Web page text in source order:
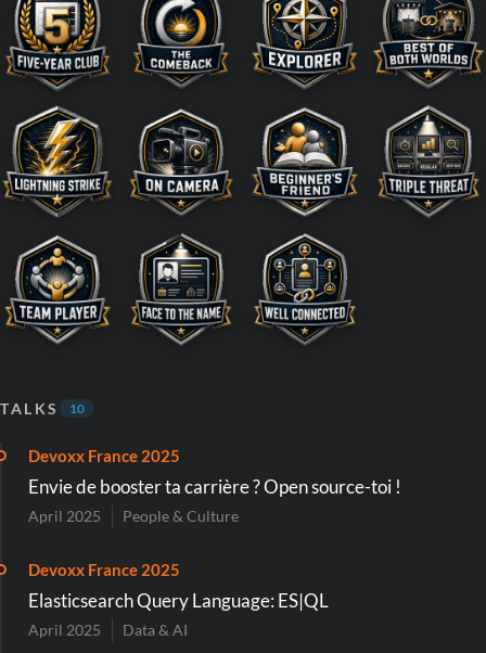
TALKS 10
Devoxx France 2025
Envie de booster ta carrière ? Open source-toi !
April 2025 People & Culture
Devoxx France 2025
Elasticsearch Query Language: ES|QL
April 2025 Data & AI